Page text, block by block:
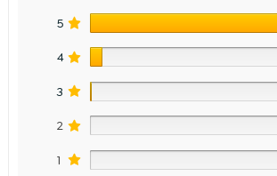
5
4
3
2
1